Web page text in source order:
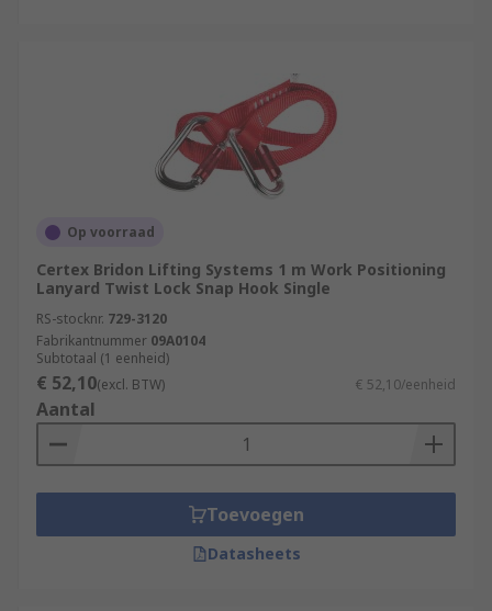
Op voorraad
Certex Bridon Lifting Systems 1 m Work Positioning
Lanyard Twist Lock Snap Hook Single
RS-stocknr. 729-3120
Fabrikantnummer 09A0104
Subtotaal (1 eenheid)
€ 52,10(excl. BTW) € 52,10/eenheid
Aantal
Toevoegen
Datasheets